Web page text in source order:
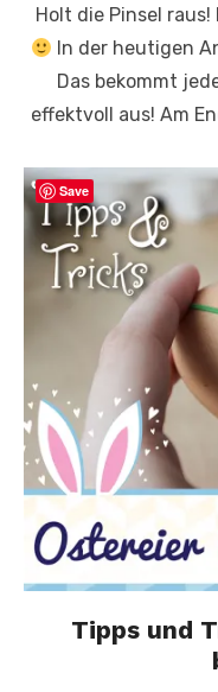
Holt die Pinsel
In der heutigen
Das bekommt
effektvoll aus! Am
Tipps und
Save